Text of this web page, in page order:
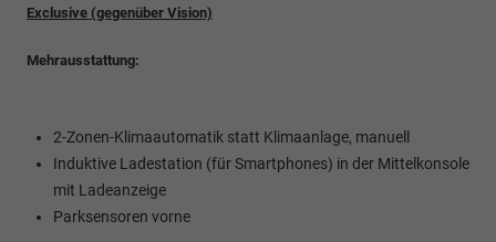
Exclusive (gegenüber Vision)
Mehrausstattung:
2-Zonen-Klimaautomatik statt Klimaanlage, manuell
Induktive Ladestation (für Smartphones) in der Mittelkonsole
mit Ladeanzeige
Parksensoren vorne